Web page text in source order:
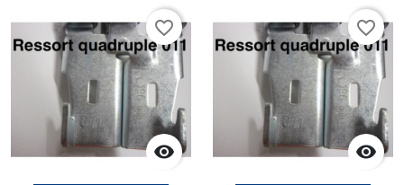

favorite_border

favorite_border